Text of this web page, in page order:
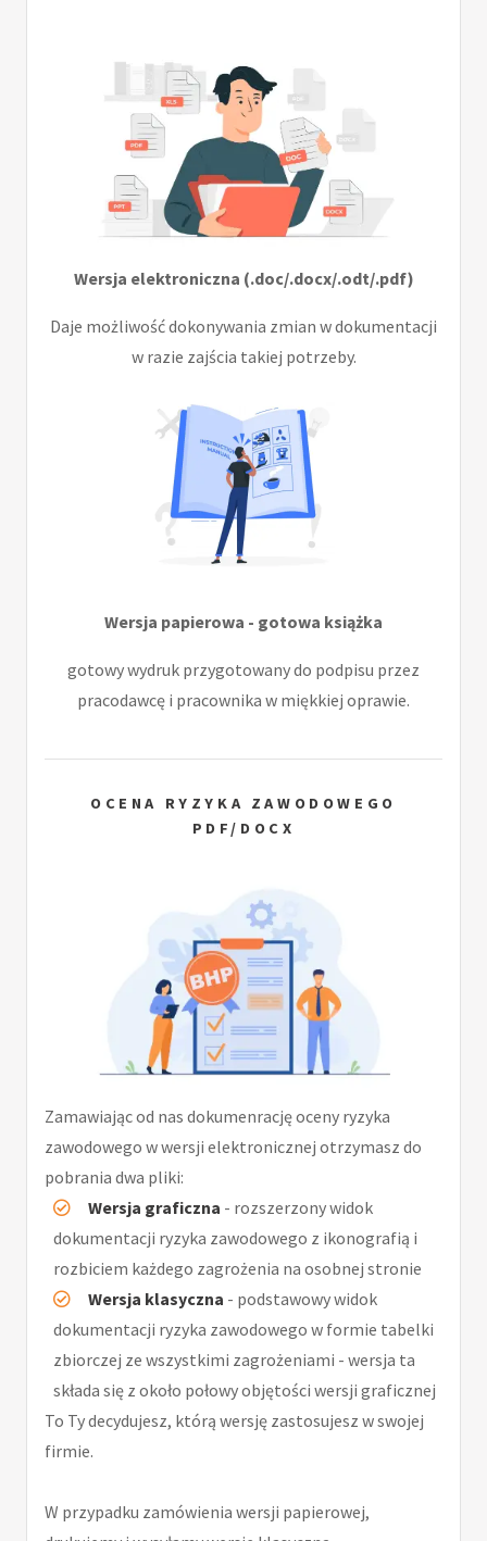
Wersja elektroniczna (.doc/.docx/.odt/.pdf)
Daje możliwość dokonywania zmian w dokumentacji
w razie zajścia takiej potrzeby.
Wersja papierowa - gotowa książka
gotowy wydruk przygotowany do podpisu przez
pracodawcę i pracownika w miękkiej oprawie.
OCENA RYZYKA ZAWODOWEGO
PDF/DOCX
Zamawiając od nas dokumenrację oceny ryzyka
zawodowego w wersji elektronicznej otrzymasz do
pobrania dwa pliki:
Wersja graficzna - rozszerzony widok
dokumentacji ryzyka zawodowego z ikonografią i
rozbiciem każdego zagrożenia na osobnej stronie
Wersja klasyczna - podstawowy widok
dokumentacji ryzyka zawodowego w formie tabelki
zbiorczej ze wszystkimi zagrożeniami - wersja ta
składa się z około połowy objętości wersji graficznej
To Ty decydujesz, którą wersję zastosujesz w swojej
firmie.
W przypadku zamówienia wersji papierowej,